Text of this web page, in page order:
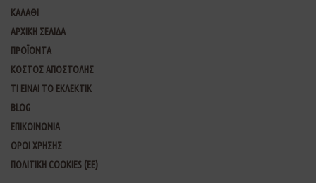
ΚΑΛΑΘΙ
ΑΡΧΙΚΗ ΣΕΛΙΔΑ
ΠΡΟΪΟΝΤΑ
ΚΟΣΤΟΣ ΑΠΟΣΤΟΛΗΣ
ΤΙ ΕΙΝΑΙ ΤΟ ΕΚΛΕΚΤΙΚ
BLOG
ΕΠΙΚΟΙΝΩΝΙΑ
ΟΡΟΙ ΧΡΗΣΗΣ
ΠΟΛΙΤΙΚΗ COOKIES (ΕΕ)